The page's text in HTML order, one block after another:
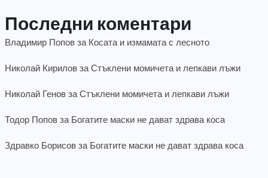
Последни коментари
Владимир Попов за Косата и измамата с лесното
Николай Кирилов заСтъклени момичета и лепкави лъжи
Николай Генов заСтъклени момичета и лепкави лъжи
Тодор Попов за Богатите маски не дават здрава коса
Здравко Борисов за Богатите маски не дават здрава коса